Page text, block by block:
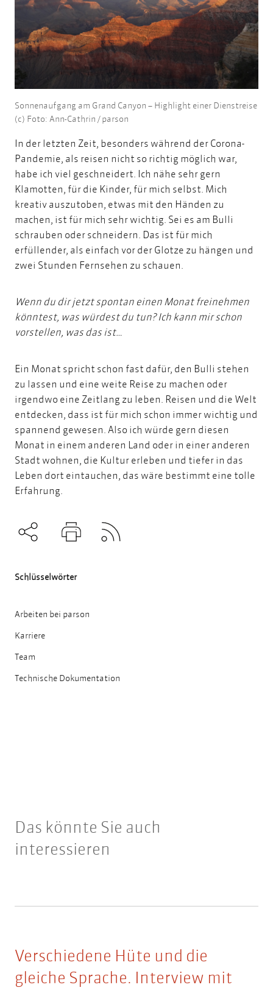
Sonnenaufgang am Grand Canyon – Highlight einer Dienstreise
(c) Foto: Ann-Cathrin / parson
In der letzten Zeit, besonders während der Corona-
Pandemie, als reisen nicht so richtig möglich war,
habe ich viel geschneidert. Ich nähe sehr gern
Klamotten, für die Kinder, für mich selbst. Mich
kreativ auszutoben, etwas mit den Händen zu
machen, ist für mich sehr wichtig. Sei es am Bulli
schrauben oder schneidern. Das ist für mich
erfüllender, als einfach vor der Glotze zu hängen und
zwei Stunden Fernsehen zu schauen.
Wenn du dir jetzt spontan einen Monat freinehmen
könntest, was würdest du tun? Ich kann mir schon
vorstellen, was das ist…
Ein Monat spricht schon fast dafür, den Bulli stehen
zu lassen und eine weite Reise zu machen oder
irgendwo eine Zeitlang zu leben. Reisen und die Welt
entdecken, dass ist für mich schon immer wichtig und
spannend gewesen. Also ich würde gern diesen
Monat in einem anderen Land oder in einer anderen
Stadt wohnen, die Kultur erleben und tiefer in das
Leben dort eintauchen, das wäre bestimmt eine tolle
Erfahrung.
Schlüsselwörter
Arbeiten bei parson
Karriere
Team
Technische Dokumentation
Das könnte Sie auch
interessieren
Verschiedene Hüte und die
gleiche Sprache. Interview mit